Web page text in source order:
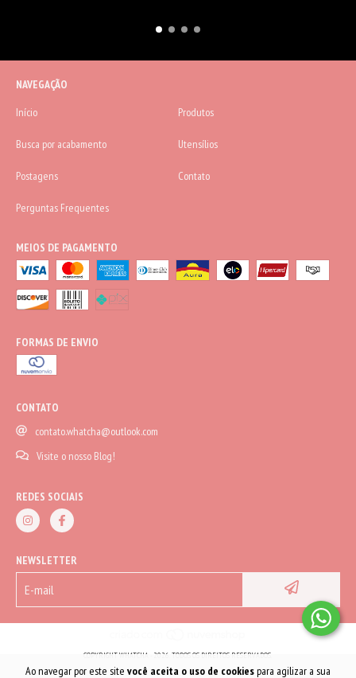
Ao navegar por este site você aceita o uso de cookiespara agilizar a sua
NAVEGAÇÃO
Início
Produtos
Busca por acabamento Utensílios
Postagens Contato
Perguntas Frequentes
MEIOS DE PAGAMENTO
FORMAS DE ENVIO
CONTATO
contato.whatcha@outlook.com
Visite o nosso Blog!
REDES SOCIAIS
NEWSLETTER
COPYRIGHT WHATCHA - 2026. TODOS OS DIREITOS RESERVADOS.